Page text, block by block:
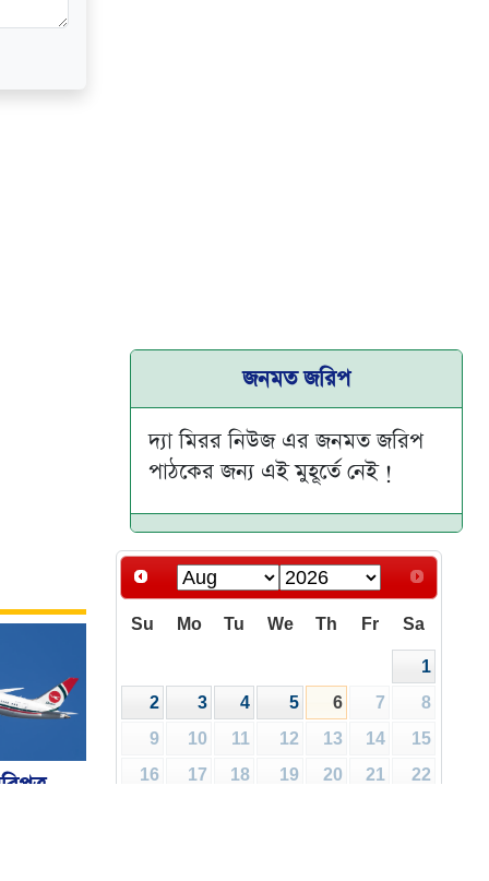
জনমত জরিপ
দ্যা মিরর নিউজ এর জনমত জরিপ
পাঠকের জন্য এই মুহূর্তে নেই !
Su Mo Tu We Th Fr Sa
1
2
3 4 5 6 7
8
9
10 11 12 13 14
15
16
17 18 19 20 21
22